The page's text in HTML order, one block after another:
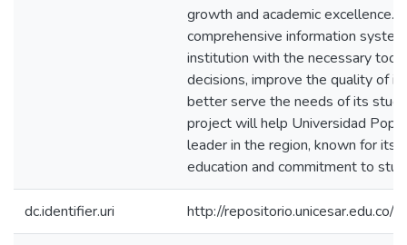
growth and academic excellence.
comprehensive information
institution with the necessary
decisions, improve the quality of
better serve the needs of its
project will help Universidad
leader in the region, known for its
education and commitment to
dc.identifier.uri http://